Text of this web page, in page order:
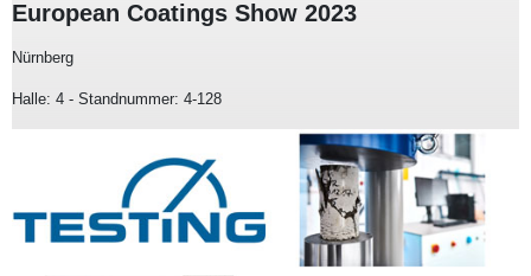
European Coatings Show 2023
Nürnberg
Halle: 4 - Standnummer: 4-128